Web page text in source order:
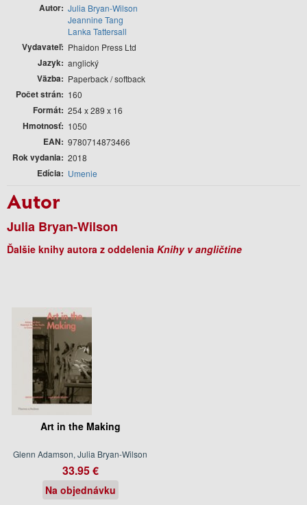
Autor Julia Bryan-Wilson
Jeannine Tang
Lanka Tattersall
Vydavateľ Phaidon Press Ltd
Jazyk anglický
Väzba Paperback / softback
Počet strán 160
Formát 254 x 289 x 16
Hmotnosť 1050
EAN 9780714873466
Rok vydania 2018
Edícia Umenie
Autor
Julia Bryan-Wilson
Ďalšie knihy autora z oddelenia Knihy v angličtine
Art in the Making
Glenn Adamson, Julia Bryan-Wilson
33.95 €
Na objednávku